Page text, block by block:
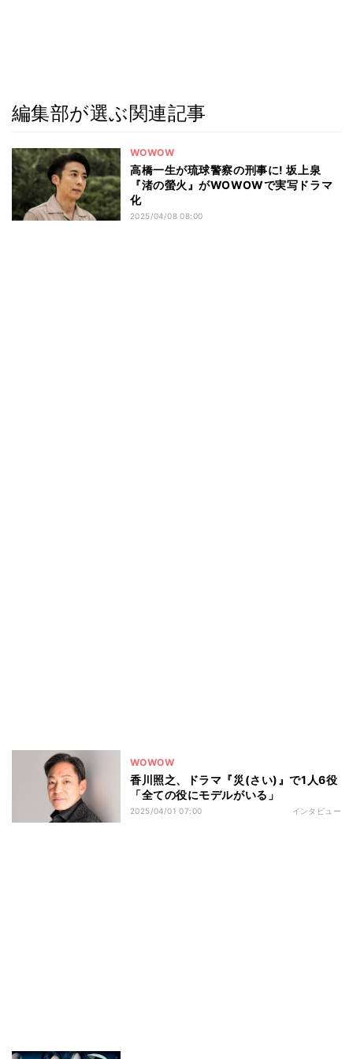
編集部が選ぶ関連記事
WOWOW
高橋一生が琉球警察の刑事に! 坂上泉
『渚の螢火』がWOWOWで実写ドラマ
化
2025/04/08 08:00
WOWOW
香川照之、ドラマ『災(さい)』で1人6役
「全ての役にモデルがいる」
2025/04/01 07:00 インタビュー